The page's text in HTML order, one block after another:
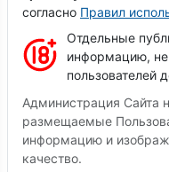
согласно Правил
Отдельные
информацию,
пользователей
Администрация Сайта
размещаемые
информацию и
качество.